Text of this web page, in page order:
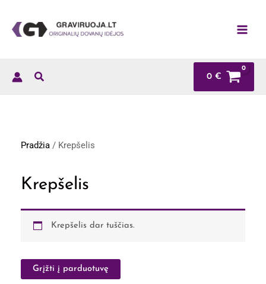
turinio
0 €
Pradžia/ Krepšelis
Krepšelis
Krepšelis dar tuščias.
Grįžti į parduotuvę